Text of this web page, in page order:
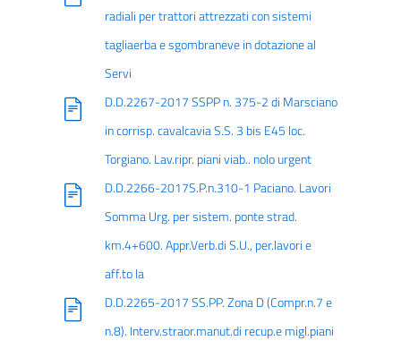
radiali per trattori attrezzati con sistemi
tagliaerba e sgombraneve in dotazione al
Servi
D.D.2267-2017 SSPP n. 375-2 di Marsciano
in corrisp. cavalcavia S.S. 3 bis E45 loc.
Torgiano. Lav.ripr. piani viab.. nolo urgent
D.D.2266-2017S.P.n.310-1 Paciano. Lavori
Somma Urg. per sistem. ponte strad.
km.4+600. Appr.Verb.di S.U., per.lavori e
aff.to la
D.D.2265-2017 SS.PP. Zona D (Compr.n.7 e
n.8). Interv.straor.manut.di recup.e migl.piani